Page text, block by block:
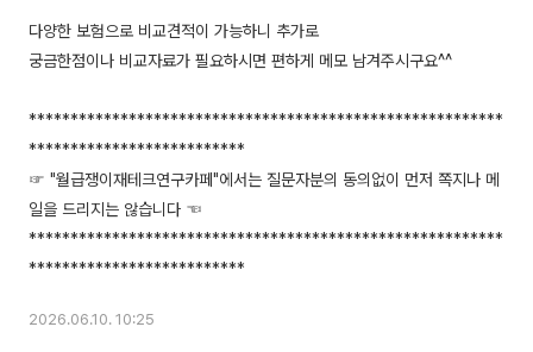
다양한 보험으로 비교견적이 가능하니 추가로
궁금한점이나 비교자료가 필요하시면 편하게 메모 남겨주시구요^^
*********************************************************
**************************
☞ "월급쟁이재테크연구카페"에서는 질문자분의 동의없이 먼저 쪽지나 메
일을 드리지는 않습니다 ☜
*********************************************************
2026.06.10. 10:25